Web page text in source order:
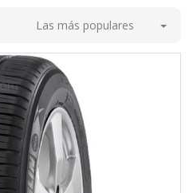
Las más populares